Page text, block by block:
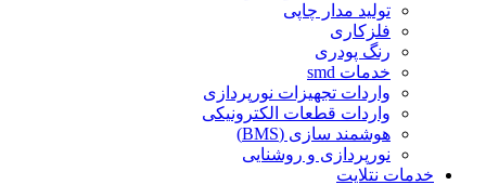
تولید مدار چاپی
فلزکاری
رنگ پودری
خدمات smd
واردات تجهیزات نورپردازی
واردات قطعات الکترونیکی
هوشمند سازی (BMS)
نورپردازی و روشنایی
خدمات نتلایت